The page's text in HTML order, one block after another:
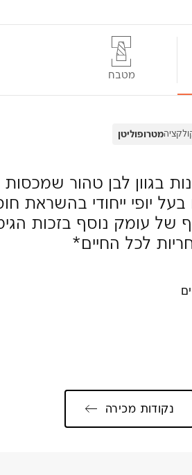
מטבח
מטרופוליטן
בגוון לבן טהור
יופי ייחודי בהשראת
של עומק נוסף בזכות
לכל החיים*
נקודות מכירה